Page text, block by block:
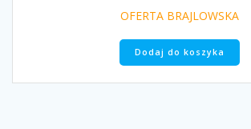
OFERTA BRAJLOWSKA
Dodaj do koszyka